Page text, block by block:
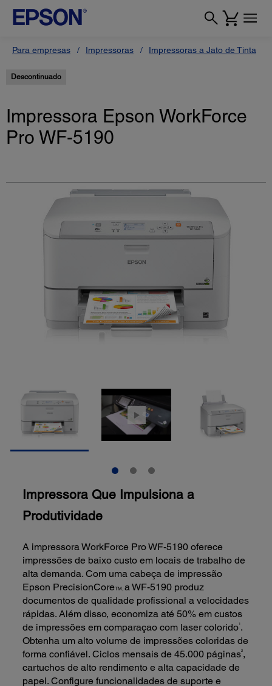
Para empresas Impressoras Impressoras a Jato de Tinta
Descontinuado
Impressora Epson WorkForce
Pro WF-5190
Impressora Que Impulsiona a
Produtividade
A impressora WorkForce Pro WF-5190 oferece
impressões de baixo custo em locais de trabalho de
alta demanda. Com uma cabeça de impressão
Epson PrecisionCoreTM,a WF-5190 produz
documentos de qualidade profissional a velocidades
rápidas. Além disso, economiza até 50% em custos
de impressões em comparaçao com laser colorido1 .
Obtenha um alto volume de impressões coloridas de
forma confiável. Ciclos mensais de 45.000 páginas2,
cartuchos de alto rendimento e alta capacidade de
papel. Configure funcionalidades de suporte e